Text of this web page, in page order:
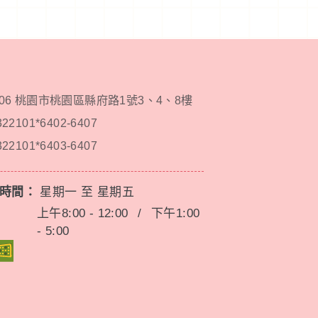
桃園市桃園區縣府路1號3、4、8樓
6407
6407
間： 星期一 至 星期五
上午8:00 - 12:00
/
下午1:00
- 5:00